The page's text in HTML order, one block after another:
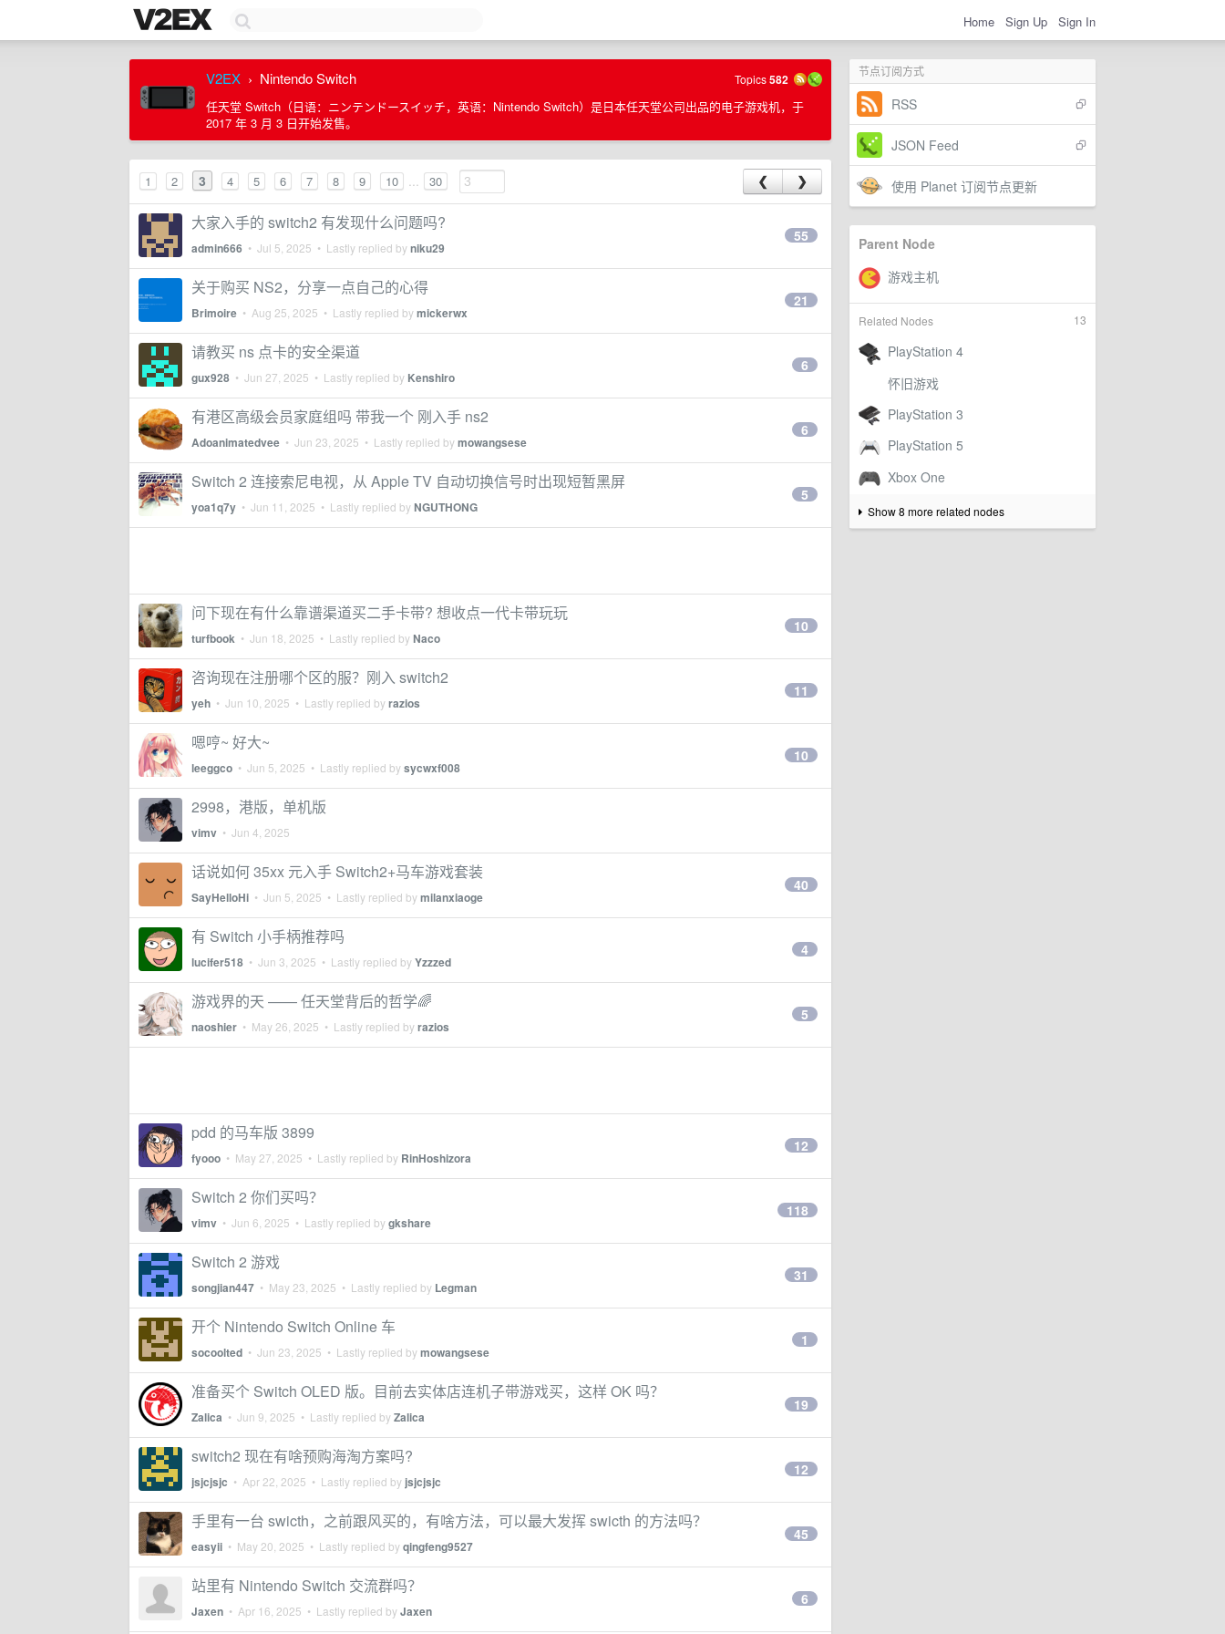
Home Sign Up Sign In
节点订阅方式
RSS
JSON Feed
使用 Planet 订阅节点更新
Parent Node
13
Related Nodes
Show 8 more related nodes
V2EX › Nintendo Switch Topics582
任天堂 Switch（日语：ニンテンドースイッチ，英语：Nintendo Switch）是日本任天堂公司出品的电子游戏机，于
2017 年 3 月 3 日开始发售。
1 2 3 4 5 6 7 8 9 10 ... 30 ❮ ❯
大家入手的 switch2 有发现什么问题吗?
admin666 • Jul 5, 2025 • Lastly replied byniku29
55
关于购买 NS2，分享一点自己的心得
Brimoire • Aug 25, 2025 • Lastly replied bymickerwx
21
请教买 ns 点卡的安全渠道
gux928 • Jun 27, 2025 • Lastly replied by Kenshiro
6
有港区高级会员家庭组吗 带我一个 刚入手 ns2
Adoanimatedvee • Jun 23, 2025 • Lastly replied bymowangsese
6
Switch 2 连接索尼电视，从 Apple TV 自动切换信号时出现短暂黑屏
yoa1q7y • Jun 11, 2025 • Lastly replied byNGUTHONG
5
问下现在有什么靠谱渠道买二手卡带? 想收点一代卡带玩玩
turfbook • Jun 18, 2025 • Lastly replied byNaco
10
咨询现在注册哪个区的服？刚入 switch2
yeh • Jun 10, 2025 • Lastly replied byrazios
11
嗯哼~ 好大~
leeggco • Jun 5, 2025 • Lastly replied bysycwxf008
10
2998，港版，单机版
vimv • Jun 4, 2025
话说如何 35xx 元入手 Switch2+马车游戏套装
SayHelloHi • Jun 5, 2025 • Lastly replied bymilanxiaoge
40
有 Switch 小手柄推荐吗
lucifer518 • Jun 3, 2025 • Lastly replied byYzzzed
4
游戏界的天 —— 任天堂背后的哲学🌈
naoshier • May 26, 2025 • Lastly replied byrazios
5
pdd 的马车版 3899
fyooo • May 27, 2025 • Lastly replied by RinHoshizora
12
Switch 2 你们买吗？
vimv • Jun 6, 2025 • Lastly replied bygkshare
118
Switch 2 游戏
songjian447 • May 23, 2025 • Lastly replied by Legman
31
开个 Nintendo Switch Online 车
socoolted • Jun 23, 2025 • Lastly replied bymowangsese
1
准备买个 Switch OLED 版。目前去实体店连机子带游戏买，这样 OK 吗？
Zalica • Jun 9, 2025 • Lastly replied byZalica
19
switch2 现在有啥预购海淘方案吗?
jsjcjsjc • Apr 22, 2025 • Lastly replied by jsjcjsjc
12
手里有一台 swicth，之前跟风买的，有啥方法，可以最大发挥 swicth 的方法吗？
easyii • May 20, 2025 • Lastly replied byqingfeng9527
45
站里有 Nintendo Switch 交流群吗？
Jaxen • Apr 16, 2025 • Lastly replied byJaxen
6